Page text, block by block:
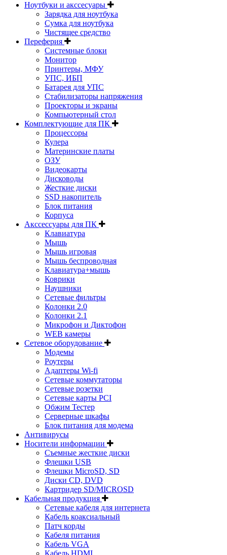
Ноутбуки и акссесуары
Зарядка для ноутбука
Сумка для ноутбука
Чистящее средство
Переферия
Системные блоки
Монитор
Принтеры, МФУ
УПС, ИБП
Батарея для УПС
Стабилизаторы напряжения
Проекторы и экраны
Компьютерный стол
Комплектующие для ПК
Процессоры
Кулера
Материнские платы
ОЗУ
Видеокарты
Дисководы
Жесткие диски
SSD накопитель
Блок питания
Корпуса
Акссессуары для ПК
Клавиатура
Мышь
Мышь игровая
Мышь беспроводная
Клавиатура+мышь
Коврики
Наушники
Сетевые фильтры
Колонки 2.0
Колонки 2.1
Микрофон и Диктофон
WEB камеры
Сетевое оборудование
Модемы
Роутеры
Адаптеры Wi-fi
Сетевые коммутаторы
Сетевые розетки
Сетевые карты PCI
Обжим Тестер
Серверные шкафы
Блок питания для модема
Антивирусы
Носители информации
Съемные жесткие диски
Флешки USB
Флешки MicroSD, SD
Диски CD, DVD
Картридер SD/MICROSD
Кабельная продукция
Сетевые кабеля для интернета
Кабель коаксиальный
Патч корды
Кабеля питания
Кабель VGA